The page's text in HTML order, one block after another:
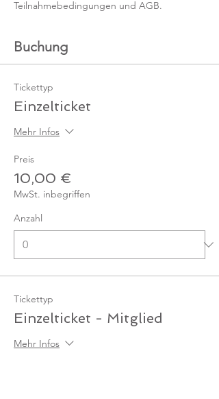
Teilnahmebedingungen und AGB.
Buchung
Tickettyp
Einzelticket
Mehr Infos
Preis
10,00 €
MwSt. inbegriffen
Anzahl
Tickettyp
Einzelticket - Mitglied
Mehr Infos